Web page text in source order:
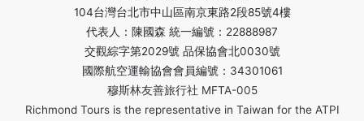
104台灣台北市中山區南京東路2段85號4樓
代表人：陳國森 統一編號：22888987
交觀綜字第2029號 品保協會北0030號
國際航空運輸協會會員編號：34301061
穆斯林友善旅行社 MFTA-005
Richmond Tours is the representative in Taiwan for the ATPI